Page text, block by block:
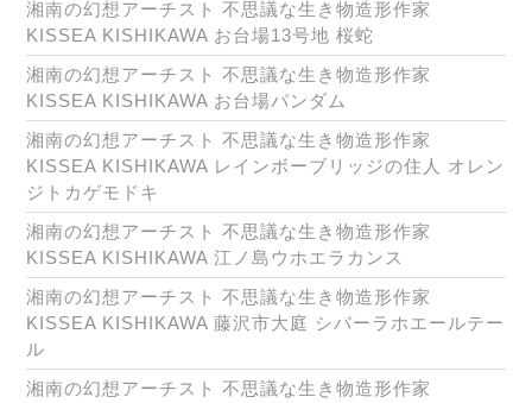
湘南の幻想アーチスト 不思議な生き物造形作家
KISSEA KISHIKAWA お台場13号地 桜蛇
湘南の幻想アーチスト 不思議な生き物造形作家
KISSEA KISHIKAWA お台場パンダム
湘南の幻想アーチスト 不思議な生き物造形作家
KISSEA KISHIKAWA レインボーブリッジの住人 オレン
ジトカゲモドキ
湘南の幻想アーチスト 不思議な生き物造形作家
KISSEA KISHIKAWA 江ノ島ウホエラカンス
湘南の幻想アーチスト 不思議な生き物造形作家
KISSEA KISHIKAWA 藤沢市大庭 シバーラホエールテー
ル
湘南の幻想アーチスト 不思議な生き物造形作家